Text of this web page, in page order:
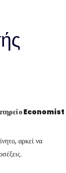
ο Economist
αρκεί να